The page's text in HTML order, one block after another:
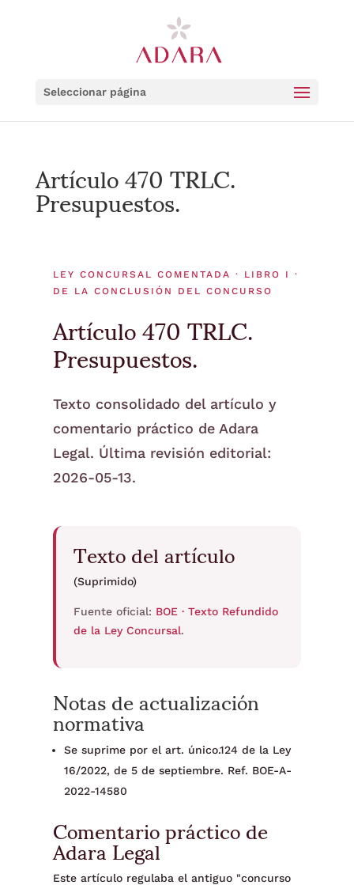
Seleccionar página
Artículo 470 TRLC.
Presupuestos.
LEY CONCURSAL COMENTADA · LIBRO I ·
DE LA CONCLUSIÓN DEL CONCURSO
Artículo 470 TRLC.
Presupuestos.
Texto consolidado del artículo y
comentario práctico de Adara
Legal. Última revisión editorial:
2026-05-13.
Texto del artículo
(Suprimido)
Fuente oficial: BOE · Texto Refundido
de la Ley Concursal.
Notas de actualización
normativa
Se suprime por el art. único.124 de la Ley
16/2022, de 5 de septiembre. Ref. BOE-A-
2022-14580
Comentario práctico de
Adara Legal
Este artículo regulaba el antiguo "concurso